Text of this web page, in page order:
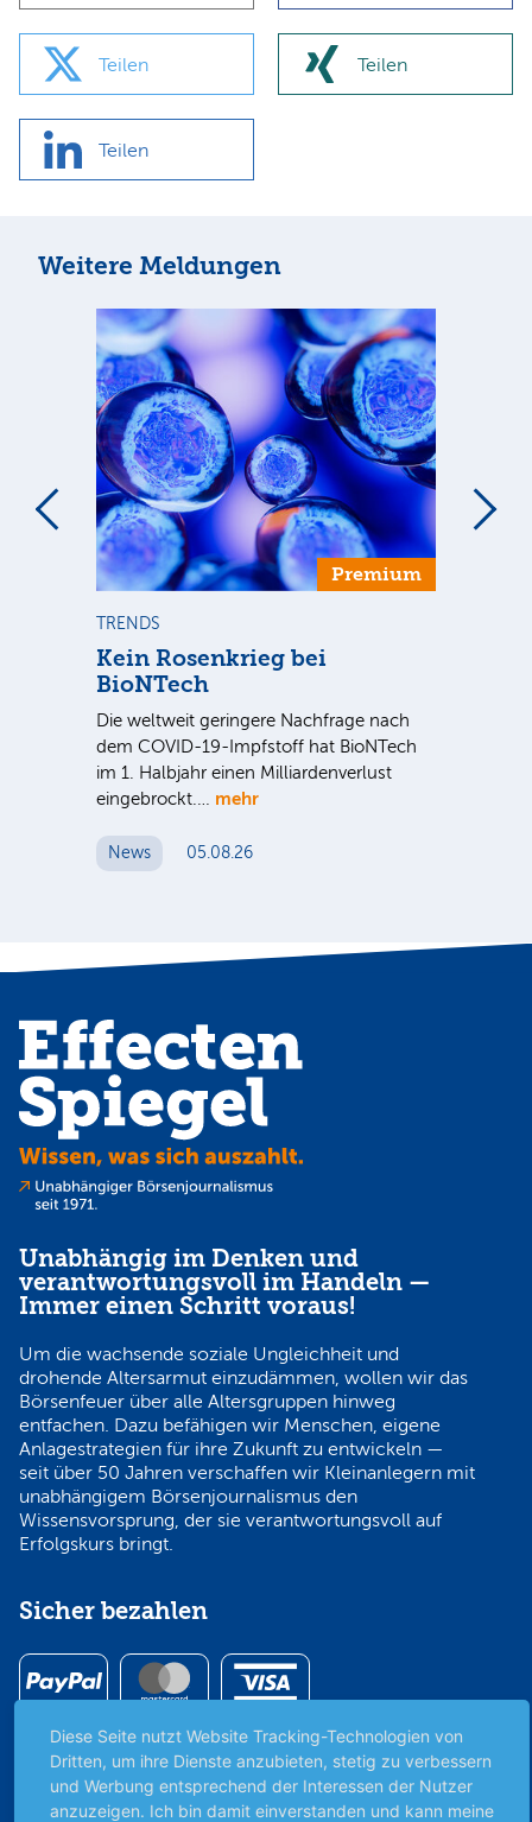
Teilen Teilen
Teilen
Weitere Meldungen
Premium
TRENDS
Kein Rosenkrieg bei
BioNTech
Die weltweit geringere Nachfrage nach
dem COVID-19-Impfstoff hat BioNTech
im 1. Halbjahr einen Milliardenverlust
eingebrockt.… mehr
News 05.08.26
Unabhängig im Denken und
verantwortungsvoll im Handeln —
Immer einen Schritt voraus!
Um die wachsende soziale Ungleichheit und
drohende Altersarmut einzudämmen, wollen wir das
Börsenfeuer über alle Altersgruppen hinweg
entfachen. Dazu befähigen wir Menschen, eigene
Anlagestrategien für ihre Zukunft zu entwickeln —
seit über 50 Jahren verschaffen wir Kleinanlegern mit
unabhängigem Börsenjournalismus den
Wissensvorsprung, der sie verantwortungsvoll auf
Erfolgskurs bringt.
Sicher bezahlen
Premiumpartner
der DEG
Diese Seite nutzt Website Tracking-Technologien von
Dritten, um ihre Dienste anzubieten, stetig zu verbessern
und Werbung entsprechend der Interessen der Nutzer
anzuzeigen. Ich bin damit einverstanden und kann meine